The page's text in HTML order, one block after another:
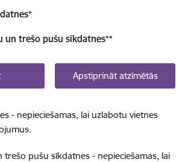
*
un trešo pušu sīkdatnes**
Apstiprināt atzīmētās
- nepieciešamas, lai uzlabotu vietnes
trešo pušu sīkdatnes - nepieciešamas, lai